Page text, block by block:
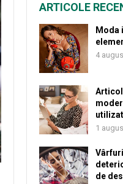
ARTICOLE
Moda
4
1
de